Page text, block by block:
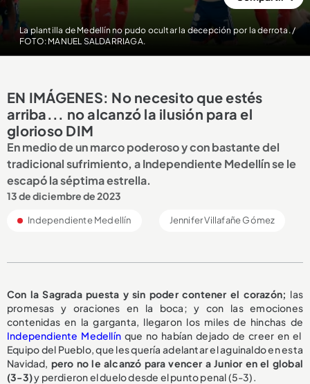
La plantilla de Medellín no pudo ocultar la decepción por la derrota. /
FOTO: MANUEL SALDARRIAGA.
EN IMÁGENES: No necesito que estés
arriba... no alcanzó la ilusión para el
glorioso DIM
En medio de un marco poderoso y con bastante del
tradicional sufrimiento, a Independiente Medellín se le
escapó la séptima estrella.
13 de diciembre de 2023
Independiente Medellín Jennifer Villafañe Gómez
Con la Sagrada puesta y sin poder contener el corazón; las
promesas y oraciones en la boca; y con las emociones
contenidas en la garganta, llegaron los miles de hinchas de
Independiente Medellínque no habían dejado de creer en el
Equipo del Pueblo, que les quería adelantar el aguinaldo en esta
Navidad, pero no le alcanzó para vencer a Junior en el global
(3-3)y perdieron el duelo desde el punto penal (5-3).